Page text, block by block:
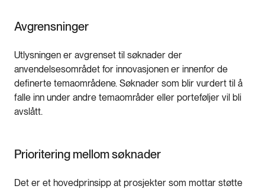
Avgrensninger
Utlysningen er avgrenset til søknader der
anvendelsesområdet for innovasjonen er innenfor de
definerte temaområdene. Søknader som blir vurdert til å
falle inn under andre temaområder eller porteføljer vil bli
avslått.
Prioritering mellom søknader
Det er et hovedprinsipp at prosjekter som mottar støtte